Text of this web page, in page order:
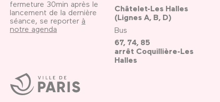
Ville
de
Paris
fermeture 30min après le
lancement de la dernière
séance, se reporter à
notre agenda
Châtelet-Les Halles
(Lignes A, B, D)
Bus
67, 74, 85
arrêt Coquillière-Les
Halles